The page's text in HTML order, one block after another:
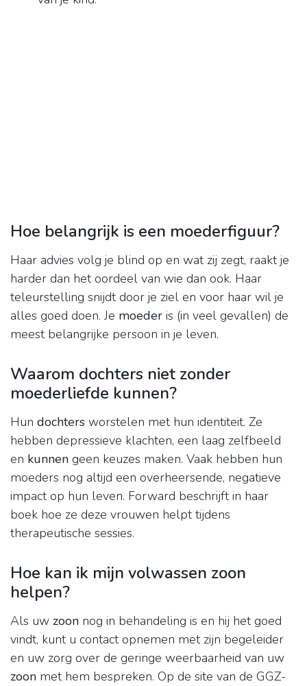
Hoe belangrijk is een moederfiguur?
Haar advies volg je blind op en wat zij zegt, raakt je
harder dan het oordeel van wie dan ook. Haar
teleurstelling snijdt door je ziel en voor haar wil je
alles goed doen. Je moeder is (in veel gevallen) de
meest belangrijke persoon in je leven.
Waarom dochters niet zonder
moederliefde kunnen?
Hun dochters worstelen met hun identiteit. Ze
hebben depressieve klachten, een laag zelfbeeld
en kunnen geen keuzes maken. Vaak hebben hun
moeders nog altijd een overheersende, negatieve
impact op hun leven. Forward beschrijft in haar
boek hoe ze deze vrouwen helpt tijdens
therapeutische sessies.
Hoe kan ik mijn volwassen zoon
helpen?
Als uw zoon nog in behandeling is en hij het goed
vindt, kunt u contact opnemen met zijn begeleider
en uw zorg over de geringe weerbaarheid van uw
zoon met hem bespreken. Op de site van de GGZ-